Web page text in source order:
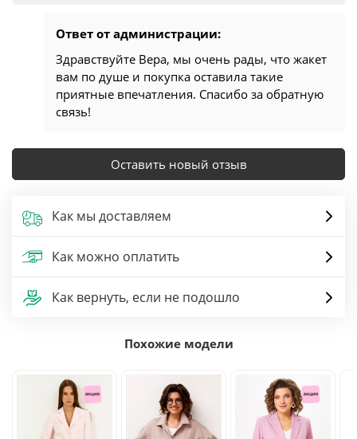
Ответ от администрации:
Здравствуйте Вера, мы очень рады, что жакет
вам по душе и покупка оставила такие
приятные впечатления. Спасибо за обратную
связь!
Оставить новый отзыв
Как мы доставляем
Как можно оплатить
Как вернуть, если не подошло
Похожие модели